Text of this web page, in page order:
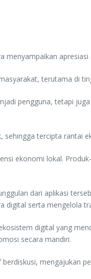
menyampaikan
terutama di
pengguna, tetapi
tercipta rantai
ekonomi lokal.
dari aplikasi
digital serta mengelola
digital yang
secara mandiri.
mengajukan